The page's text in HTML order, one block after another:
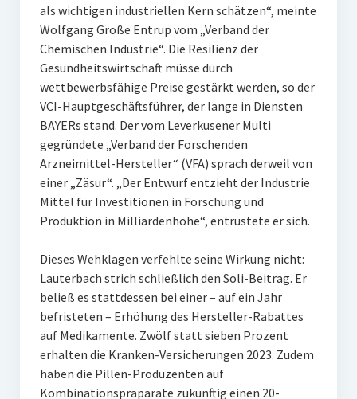
als wichtigen industriellen Kern schätzen“, meinte
Wolfgang Große Entrup vom „Verband der
Chemischen Industrie“. Die Resilienz der
Gesundheitswirtschaft müsse durch
wettbewerbsfähige Preise gestärkt werden, so der
VCI-Hauptgeschäftsführer, der lange in Diensten
BAYERs stand. Der vom Leverkusener Multi
gegründete „Verband der Forschenden
Arzneimittel-Hersteller“ (VFA) sprach derweil von
einer „Zäsur“. „Der Entwurf entzieht der Industrie
Mittel für Investitionen in Forschung und
Produktion in Milliardenhöhe“, entrüstete er sich.
Dieses Wehklagen verfehlte seine Wirkung nicht:
Lauterbach strich schließlich den Soli-Beitrag. Er
beließ es stattdessen bei einer – auf ein Jahr
befristeten – Erhöhung des Hersteller-Rabattes
auf Medikamente. Zwölf statt sieben Prozent
erhalten die Kranken-Versicherungen 2023. Zudem
haben die Pillen-Produzenten auf
Kombinationspräparate zukünftig einen 20-